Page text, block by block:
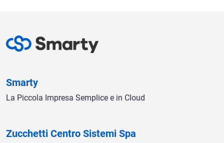
Smarty
La Piccola Impresa Semplice e in Cloud
Zucchetti Centro Sistemi Spa